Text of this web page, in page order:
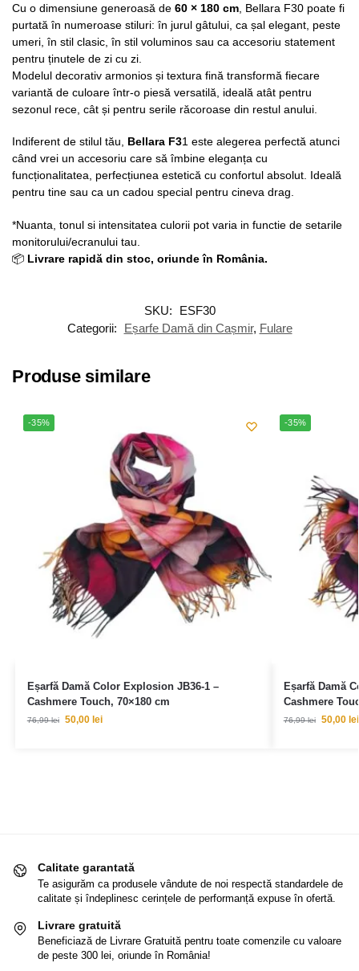
Cu o dimensiune generoasă de 60 × 180 cm , Bellara F30 poate fi
purtată în numeroase stiluri: în jurul gâtului, ca șal elegant, peste
umeri, în stil clasic, în stil voluminos sau ca accesoriu statement
pentru ținutele de zi cu zi.
Modelul decorativ armonios și textura fină transformă fiecare
variantă de culoare într-o piesă versatilă, ideală atât pentru
sezonul rece, cât și pentru serile răcoroase din restul anului.
Indiferent de stilul tău, Bellara F31 este alegerea perfectă atunci
când vrei un accesoriu care să îmbine eleganța cu
funcționalitatea, perfecțiunea estetică cu confortul absolut. Ideală
pentru tine sau ca un cadou special pentru cineva drag.
*Nuanta, tonul si intensitatea culorii pot varia in functie de setarile
monitorului/ecranului tau.
📦 Livrare rapidă din stoc, oriunde în România.
SKU:
ESF30
Categorii:
Eșarfe Damă din Cașmir, Fulare
Produse similare
-35%
Eșarfă Damă Color Explosion JB36-1 –
Cashmere Touch, 70×180 cm
76,99lei 50,00 lei
-35%
Eșarfă Damă
Cashmere
76,99lei 50,00 lei
Calitate garantată
Te asigurăm ca produsele vândute de noi respectă standardele de
calitate și îndeplinesc cerințele de performanță expuse în ofertă.
Livrare gratuită
Beneficiază de Livrare Gratuită pentru toate comenzile cu valoare
de peste 300 lei, oriunde în România!